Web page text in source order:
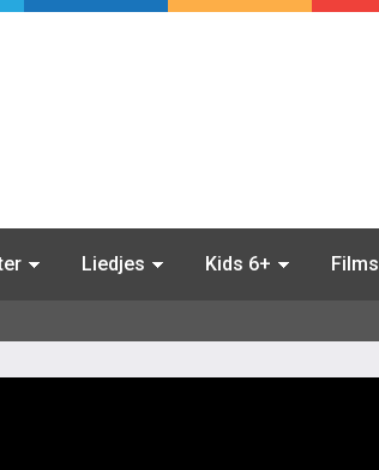
Liedjes Kids 6+ Films